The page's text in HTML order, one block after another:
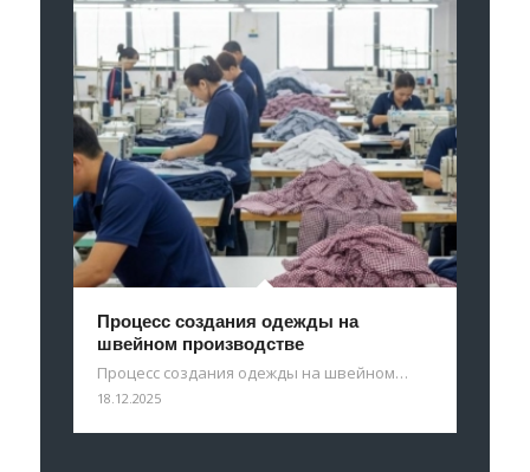
Процесс создания одежды на
швейном производстве
Процесс создания одежды на швейном…
18.12.2025